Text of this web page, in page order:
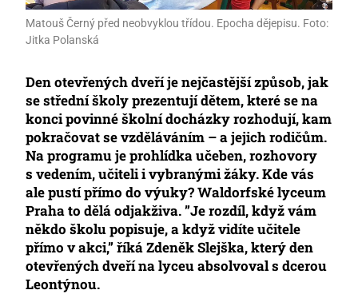
Matouš Černý před neobvyklou třídou. Epocha dějepisu. Foto:
Jitka Polanská
Den otevřených dveří je nejčastější způsob, jak
se střední školy prezentují dětem, které se na
konci povinné školní docházky rozhodují, kam
pokračovat se vzděláváním – a jejich rodičům.
Na programu je prohlídka učeben, rozhovory
s vedením, učiteli i vybranými žáky. Kde vás
ale pustí přímo do výuky? Waldorfské lyceum
Praha to dělá odjakživa. ”Je rozdíl, když vám
někdo školu popisuje, a když vidíte učitele
přímo v akci,” říká Zdeněk Slejška, který den
otevřených dveří na lyceu absolvoval s dcerou
Leontýnou.